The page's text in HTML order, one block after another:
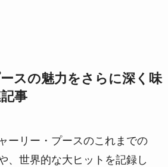
スの魅力をさらに深く味
事
ーリー・プースのこれまでの
、世界的な大ヒットを記録し